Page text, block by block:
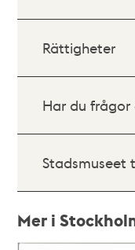
Rättigheter
Har du
Stadsmuseet
Mer i